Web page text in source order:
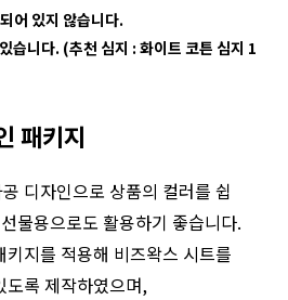
어 있지 않습니다.
습니다. (추천 심지 : 화이트 코튼 심지 1
패키지
디자인으로 상품의 컬러를 쉽
물용으로도 활용하기 좋습니다.
지를 적용해 비즈왁스 시트를
도록 제작하였으며,